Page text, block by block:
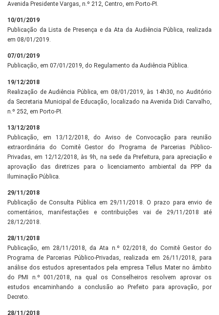
Avenida Presidente Vargas, n.º 212, Centro, em Porto-PI.
10/01/2019
Publicação da Lista de Presença e da Ata da Audiência Pública, realizada
em 08/01/2019.
07/01/2019
Publicação, em 07/01/2019, do Regulamento da Audiência Pública.
19/12/2018
Realização de Audiência Pública, em 08/01/2019, às 14h30, no Auditório
da Secretaria Municipal de Educação, localizado na Avenida Didi Carvalho,
n.º 252, em Porto-PI.
13/12/2018
Publicação, em 13/12/2018, do Aviso de Convocação para reunião
extraordinária do Comitê Gestor do Programa de Parcerias Público-
Privadas, em 12/12/2018, às 9h, na sede da Prefeitura, para apreciação e
aprovação das diretrizes para o licenciamento ambiental da PPP da
Iluminação Pública.
29/11/2018
Publicação de Consulta Pública em 29/11/2018. O prazo para envio de
comentários, manifestações e contribuições vai de 29/11/2018 até
28/12/2018.
28/11/2018
Publicação, em 28/11/2018, da Ata n.º 02/2018, do Comitê Gestor do
Programa de Parcerias Público-Privadas, realizada em 26/11/2018, para
análise dos estudos apresentados pela empresa Tellus Mater no âmbito
do PMI n.º 001/2018, na qual os Conselheiros resolvem aprovar os
estudos encaminhando a conclusão ao Prefeito para aprovação, por
Decreto.
28/11/2018